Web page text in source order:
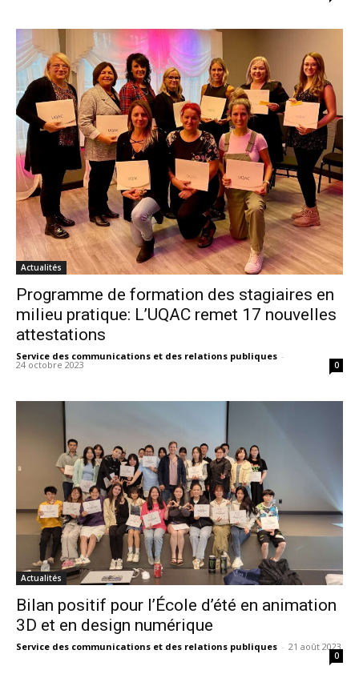
Actualités
Programme de formation des stagiaires en
milieu pratique: L’UQAC remet 17 nouvelles
attestations
Service des communications et des relations publiques -
24 octobre 2023 0
Actualités
Bilan positif pour l’École d’été en animation
3D et en design numérique
Service des communications et des relations publiques - 21 août 2023
0